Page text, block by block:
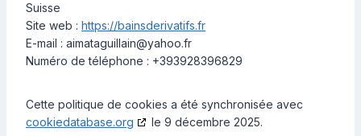
Suisse
Site web : https://bainsderivatifs.fr
E-mail : aimataguillain@yahoo.fr
Numéro de téléphone : +393928396829
Cette politique de cookies a été synchronisée avec
cookiedatabase.org
le 9 décembre 2025.